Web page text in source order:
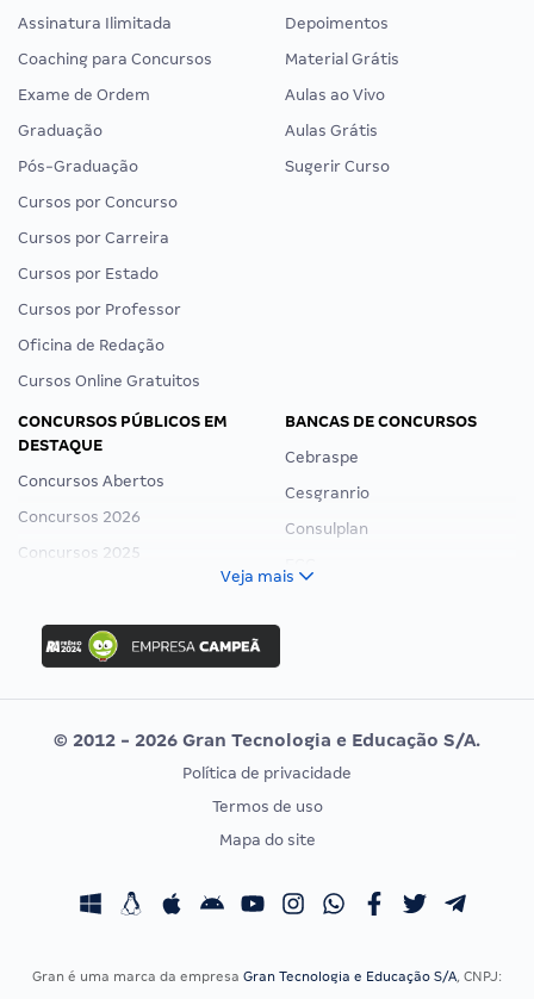
Assinatura Ilimitada
Coaching para Concursos
Exame de Ordem
Graduação
Pós-Graduação
Cursos por Concurso
Cursos por Carreira
Cursos por Estado
Cursos por Professor
Oficina de Redação
Cursos Online Gratuitos
Depoimentos
Material Grátis
Aulas ao Vivo
Aulas Grátis
Sugerir Curso
CONCURSOS PÚBLICOS EM
DESTAQUE
Concursos Abertos
Concursos 2026
Concursos 2025
Concurso Ibama
Concurso MPU
Editais publicados
BANCAS DE CONCURSOS
Cebraspe
Cesgranrio
Consulplan
Vunesp
CONCURSOS POR PROFISSÃO
Concursos Fiscais
EXAME DE ORDEM
Calendário OAB
Veja mais
© 2012 - 2026 Gran Tecnologia e Educação S/A.
Política de privacidade
Termos de uso
Mapa do site
Gran é uma marca da empresa Gran Tecnologia e Educação S/A, CNPJ: